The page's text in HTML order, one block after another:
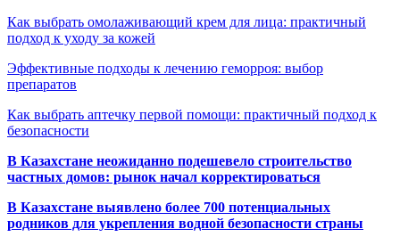
Как выбрать омолаживающий крем для лица: практичный
подход к уходу за кожей
Эффективные подходы к лечению геморроя: выбор
препаратов
Как выбрать аптечку первой помощи: практичный подход к
безопасности
В Казахстане неожиданно подешевело строительство
частных домов: рынок начал корректироваться
В Казахстане выявлено более 700 потенциальных
родников для укрепления водной безопасности страны